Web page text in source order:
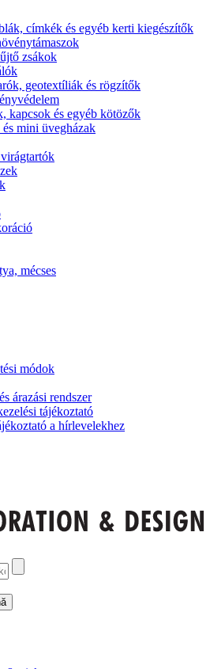
címkék és egyéb kerti kiegészítők
zsákok
geotextíliák és rögzítők
kapcsok és egyéb kötözők
mini üvegházak
mécses
módok
árazási rendszer
tájékoztató
a hírlevelekhez